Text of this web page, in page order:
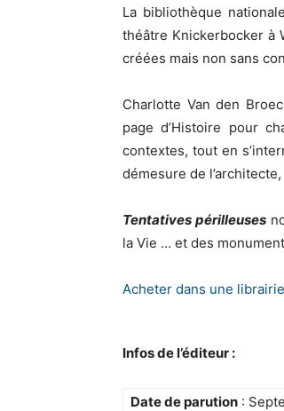
La bibliothèque
théâtre Knickerbocker à
créées mais non sans
Charlotte Van den
page d’Histoire pour
contextes, tout en
démesure de
Tentatives périlleuses
la Vie … et des
Acheter dans une
Infos de l’éditeur :
Date de parution :